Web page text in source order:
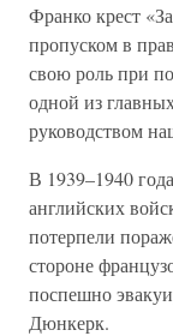
Франко крест
пропуском в
свою роль при
одной из
руководством
В 1939–1940
английских
потерпели
стороне
поспешно
Дюнкерк.